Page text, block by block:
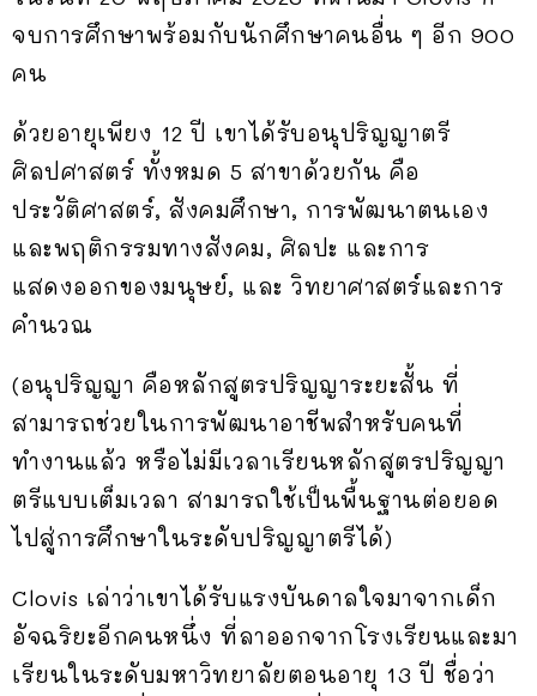
จบการศึกษาพร้อมกับนักศึกษาคนอื่น ๆ อีก 900
คน
ด้วยอายุเพียง 12 ปี เขาได้รับอนุปริญญาตรี
ศิลปศาสตร์ ทั้งหมด 5 สาขาด้วยกัน คือ
ประวัติศาสตร์, สังคมศึกษา, การพัฒนาตนเอง
และพฤติกรรมทางสังคม, ศิลปะ และการ
แสดงออกของมนุษย์, และ วิทยาศาสตร์และการ
คำนวณ
(อนุปริญญา คือหลักสูตรปริญญาระยะสั้น ที่
สามารถช่วยในการพัฒนาอาชีพสำหรับคนที่
ทำงานแล้ว หรือไม่มีเวลาเรียนหลักสูตรปริญญา
ตรีแบบเต็มเวลา สามารถใช้เป็นพื้นฐานต่อยอด
ไปสู่การศึกษาในระดับปริญญาตรีได้)
Clovis เล่าว่าเขาได้รับแรงบันดาลใจมาจากเด็ก
อัจฉริยะอีกคนหนึ่ง ที่ลาออกจากโรงเรียนและมา
เรียนในระดับมหาวิทยาลัยตอนอายุ 13 ปี ชื่อว่า